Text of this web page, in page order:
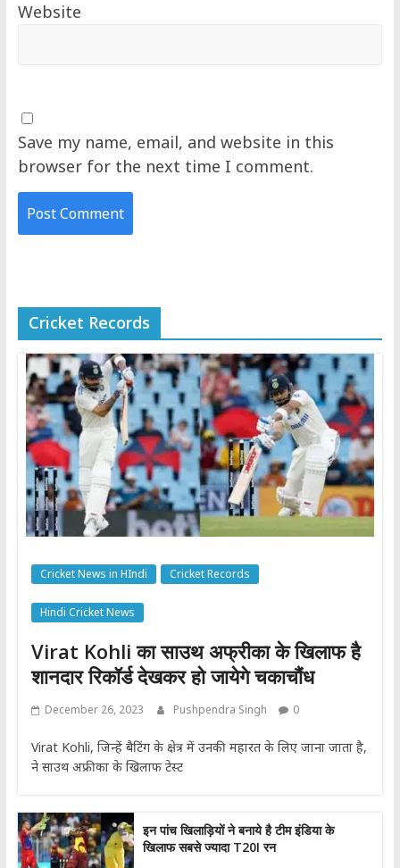
Website
Save my name, email, and website in this
browser for the next time I comment.
Cricket Records
Cricket News in HIndi Cricket Records
Hindi Cricket News
Virat Kohli का साउथ अफ्रीका के खिलाफ है
शानदार रिकॉर्ड देखकर हो जायेगे चकाचौंध
December 26, 2023 Pushpendra Singh 0
Virat Kohli, जिन्हें बैटिंग के क्षेत्र में उनकी महारत के लिए जाना जाता है,
ने साउथ अफ्रीका के खिलाफ टेस्ट
इन पांच खिलाड़ियों ने बनाये है टीम इंडिया के
खिलाफ सबसे ज्यादा T20I रन